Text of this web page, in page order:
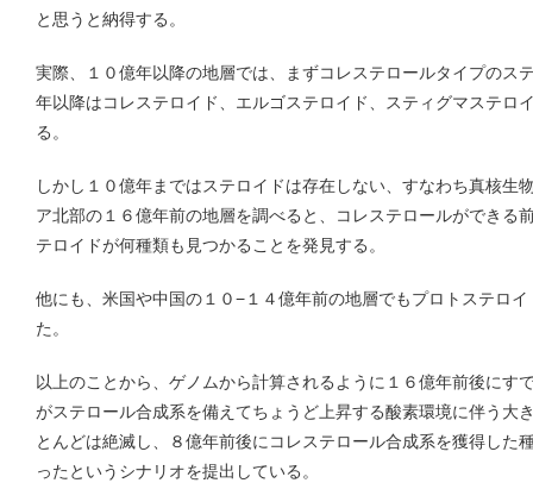
と思うと納得する。
実際、１０億年以降の地層では、まずコレステロールタイプのス
年以降はコレステロイド、エルゴステロイド、スティグマステロ
る。
しかし１０億年まではステロイドは存在しない、すなわち真核生
ア北部の１６億年前の地層を調べると、コレステロールができる
テロイドが何種類も見つかることを発見する。
他にも、米国や中国の１０−１４億年前の地層でもプロトステロ
た。
以上のことから、ゲノムから計算されるように１６億年前後にす
がステロール合成系を備えてちょうど上昇する酸素環境に伴う大
とんどは絶滅し、８億年前後にコレステロール合成系を獲得した
ったというシナリオを提出している。